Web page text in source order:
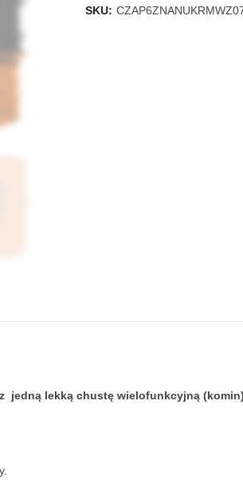
SKU:
jedną lekką chustę wielofunkcyjną